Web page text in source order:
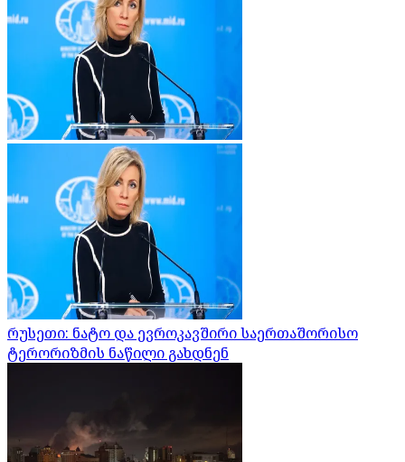
რუსეთი: ნატო და ევროკავშირი საერთაშორისო
ტერორიზმის ნაწილი გახდნენ